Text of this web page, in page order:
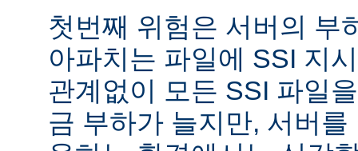
첫번째 위험은 서버의 부
아파치는 파일에 SSI 지
관계없이 모든 SSI 파일
금 부하가 늘지만, 서버